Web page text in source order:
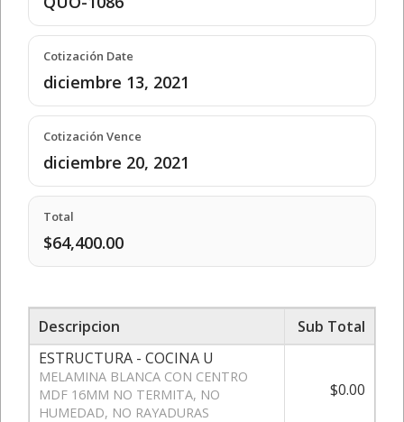
Cotización Date
diciembre 13, 2021
Cotización Vence
diciembre 20, 2021
Total
$64,400.00
Descripcion
Sub Total
ESTRUCTURA - COCINA U
MELAMINA BLANCA CON CENTRO
MDF 16MM NO TERMITA, NO
HUMEDAD, NO RAYADURAS
$0.00